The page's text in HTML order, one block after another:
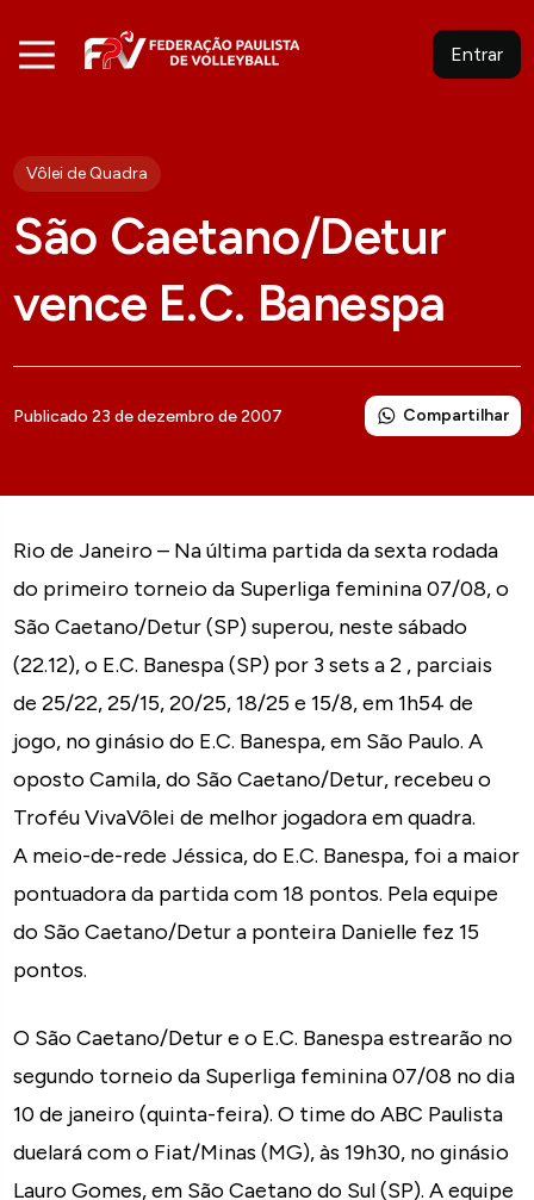
Entrar
Vôlei de Quadra
São Caetano/Detur
vence E.C. Banespa
Publicado 23 de dezembro de 2007 Compartilhar
Rio de Janeiro – Na última partida da sexta rodada
do primeiro torneio da Superliga feminina 07/08, o
São Caetano/Detur (SP) superou, neste sábado
(22.12), o E.C. Banespa (SP) por 3 sets a 2 , parciais
de 25/22, 25/15, 20/25, 18/25 e 15/8, em 1h54 de
jogo, no ginásio do E.C. Banespa, em São Paulo. A
oposto Camila, do São Caetano/Detur, recebeu o
Troféu VivaVôlei de melhor jogadora em quadra.
A meio-de-rede Jéssica, do E.C. Banespa, foi a maior
pontuadora da partida com 18 pontos. Pela equipe
do São Caetano/Detur a ponteira Danielle fez 15
pontos.
O São Caetano/Detur e o E.C. Banespa estrearão no
segundo torneio da Superliga feminina 07/08 no dia
10 de janeiro (quinta-feira). O time do ABC Paulista
duelará com o Fiat/Minas (MG), às 19h30, no ginásio
Lauro Gomes, em São Caetano do Sul (SP). A equipe